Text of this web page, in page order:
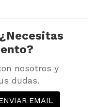
nosotros y
dudas.
EMAIL